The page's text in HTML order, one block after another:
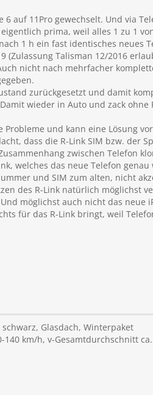
auf 11Pro gewechselt. Und via
prima, weil alles 1 zu 1
1 h ein fast identisches neues
(Zulassung Talisman 12/2016
nicht nach mehrfacher
zurückgesetzt und damit
wieder in Auto und zack
und kann eine Lösung
dass die R-Link SIM bzw. der
zwischen Telefon
welches das neue Telefon
und SIM zum alten, nicht
des R-Link natürlich möglichst
möglichst auch nicht das neue
für das R-Link bringt, weil
Glasdach, Winterpaket
km/h, v-Gesamtdurchschnitt